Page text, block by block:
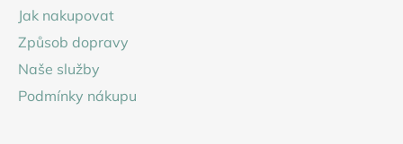
Jak nakupovat
Způsob dopravy
Naše služby
Podmínky nákupu